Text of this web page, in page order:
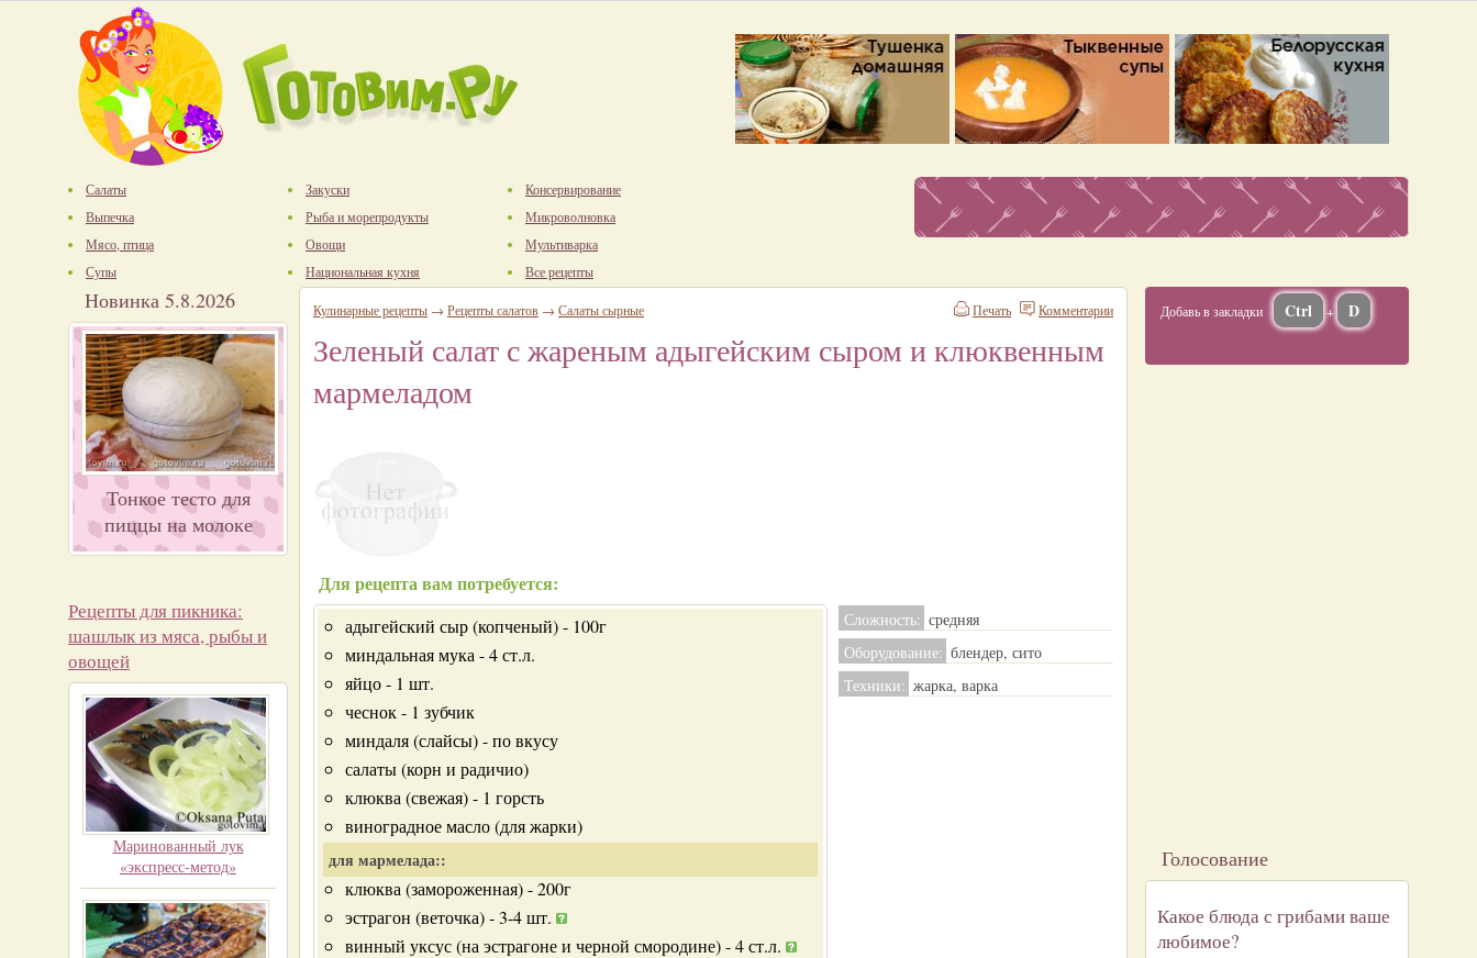
Салаты
Выпечка
Мясо, птица
Супы
Закуски
Рыба и морепродукты
Овощи
Национальная кухня
Консервирование
Микроволновка
Мультиварка
Все рецепты
Новинка 5.8.2026
Тонкое тесто для
пиццы на молоке
Рецепты для пикника:
шашлык из мяса, рыбы и
овощей
Маринованный лук
«экспресс-метод»
Комментарии
Печать
Кулинарные рецепты → Рецепты салатов → Салаты сырные
Зеленый салат с жареным адыгейским сыром и клюквенным
мармеладом
Сложность: средняя
Оборудование: блендер, сито
Техники: жарка, варка
Для рецепта вам потребуется:
адыгейский сыр (копченый) - 100г
миндальная мука - 4 ст.л.
яйцо - 1 шт.
чеснок - 1 зубчик
миндаля (слайсы) - по вкусу
салаты (корн и радичио)
клюква (свежая) - 1 горсть
виноградное масло (для жарки)
для мармелада::
клюква (замороженная) - 200г
эстрагон (веточка) - 3-4 шт.
винный уксус (на эстрагоне и черной смородине) - 4 ст.л.
Добавь в закладки Ctrl + D
Голосование
Какое блюда с грибами ваше
любимое?